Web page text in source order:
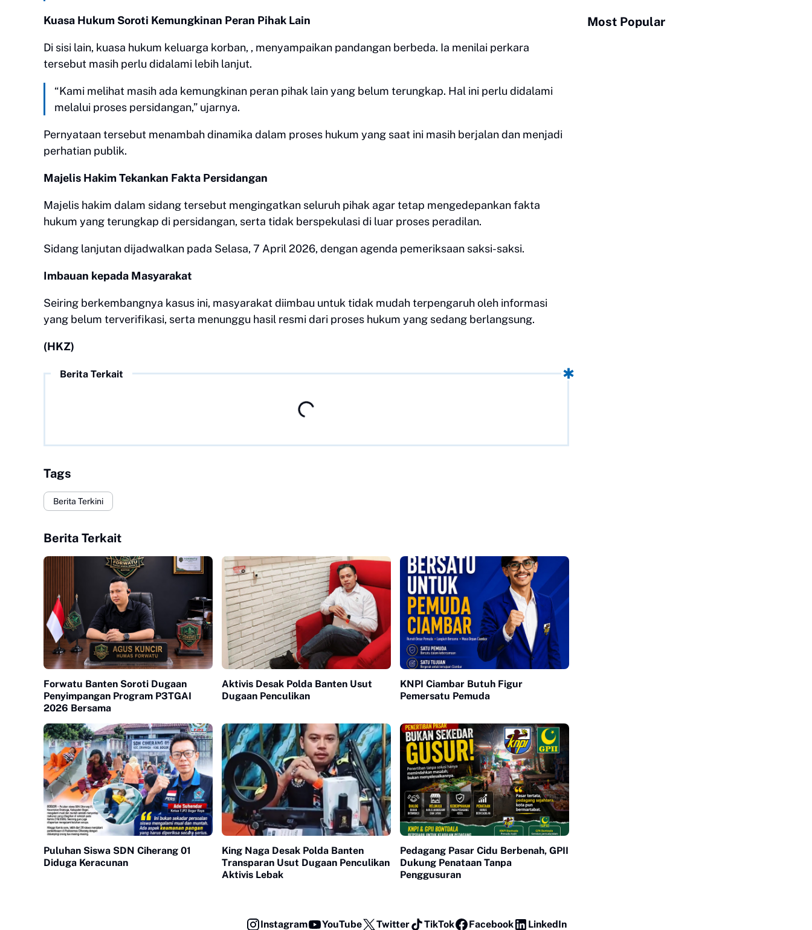
Kuasa Hukum Soroti Kemungkinan Peran Pihak Lain
Di sisi lain, kuasa hukum keluarga korban, , menyampaikan pandangan berbeda. Ia menilai perkara
tersebut masih perlu didalami lebih lanjut.
“Kami melihat masih ada kemungkinan peran pihak lain yang belum terungkap. Hal ini perlu didalami
melalui proses persidangan,” ujarnya.
Pernyataan tersebut menambah dinamika dalam proses hukum yang saat ini masih berjalan dan menjadi
perhatian publik.
Majelis Hakim Tekankan Fakta Persidangan
Majelis hakim dalam sidang tersebut mengingatkan seluruh pihak agar tetap mengedepankan fakta
hukum yang terungkap di persidangan, serta tidak berspekulasi di luar proses peradilan.
Sidang lanjutan dijadwalkan pada Selasa, 7 April 2026, dengan agenda pemeriksaan saksi-saksi.
Imbauan kepada Masyarakat
Seiring berkembangnya kasus ini, masyarakat diimbau untuk tidak mudah terpengaruh oleh informasi
yang belum terverifikasi, serta menunggu hasil resmi dari proses hukum yang sedang berlangsung.
(HKZ)
Berita Terkait
Tags
Berita Terkini
Berita Terkait
Forwatu Banten Soroti Dugaan
Penyimpangan Program P3TGAI
2026 Bersama
Aktivis Desak Polda Banten Usut
Dugaan Penculikan
KNPI Ciambar Butuh Figur
Pemersatu Pemuda
Puluhan Siswa SDN Ciherang 01
Diduga Keracunan
King Naga Desak Polda Banten
Transparan Usut Dugaan Penculikan
Aktivis Lebak
Pedagang Pasar Cidu Berbenah, GPII
Dukung Penataan Tanpa
Penggusuran
Most Popular
Instagram YouTube Twitter TikTok Facebook LinkedIn